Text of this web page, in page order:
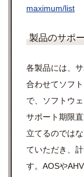
maximum/list
製品のサポ
各製品には、
合わせてソフ
で、ソフトウ
サポート期限
立てるのでは
ていただき、
す。AOSや